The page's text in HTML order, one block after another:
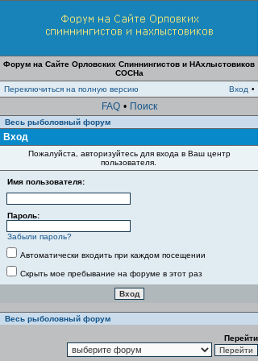
Форум на Сайте Орловских Спиннингистов и НАхлыстовиков
СОСНа
Переключиться на полную версию
Вход •
FAQ • Поиск
Весь рыболовный форум
Вход
Пожалуйста, авторизуйтесь для входа в Ваш центр
пользователя.
Имя пользователя:
Пароль:
Забыли пароль?
Автоматически входить при каждом посещении
Скрыть мое пребывание на форуме в этот раз
Весь рыболовный форум
Перейти